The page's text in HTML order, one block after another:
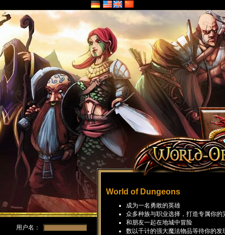
用户名：
World of Dungeons
成为一名勇敢的英雄
众多种族与职业选择，打造专属你的
和朋友一起在地城中冒险
数以千计的强大魔法物品等待你的发